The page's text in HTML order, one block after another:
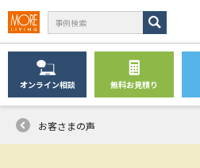
オンライン相談 無料お見積り
お客さまの声